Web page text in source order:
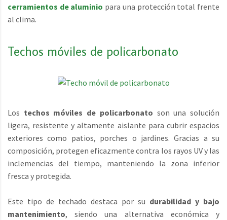
cerramientos de aluminio para una protección total frente
al clima.
Techos móviles de policarbonato
Los techos móviles de policarbonato son una solución
ligera, resistente y altamente aislante para cubrir espacios
exteriores como patios, porches o jardines. Gracias a su
composición, protegen eficazmente contra los rayos UV y las
inclemencias del tiempo, manteniendo la zona inferior
fresca y protegida.
Este tipo de techado destaca por su durabilidad y bajo
mantenimiento, siendo una alternativa económica y